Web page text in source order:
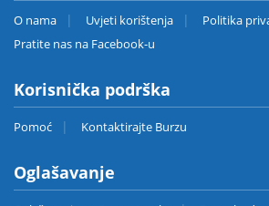
O nama Uvjeti korištenja
Politika
Pratite nas na Facebook-u
Korisnička podrška
Pomoć Kontaktirajte Burzu
Oglašavanje